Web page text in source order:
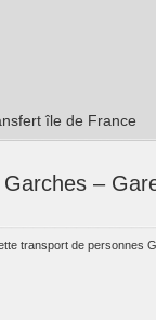
île de France
–
transport de personnes